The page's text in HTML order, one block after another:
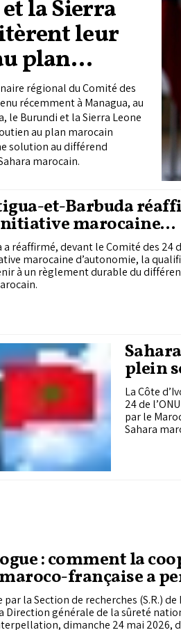
la Sierra
leur
plan
devant le
régional du Comité des
récemment à Managua, au
le Burundi et la Sierra Leone
au plan marocain
solution au différend
marocain.
et-Barbuda
marocaine
réaffirmé, devant le Comité des 24
marocaine d’autonomie, la
à un règlement durable du
plein
La Côte
24 de
par le
Sahara
: comment la
française a
tonnes de cannabis
la Section de recherches (S.R.) de
générale de la sûreté
dimanche 24 mai 2026,